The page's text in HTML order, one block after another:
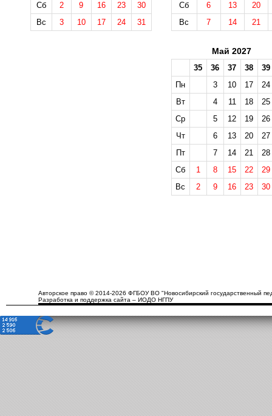
Сб
2 9 16 23
30
Вс
3 10 17 24 31
Сб
6 13
20
Вс
7 14 21
Май 2027
35 36 37 38
39
Пн
3 10 17
24
Вт
4 11 18
25
Ср
5 12 19
26
Чт
6 13 20
27
Пт
7 14 21
28
Сб
1 8 15 22
29
Вс
2 9 16 23 30
Авторское право © 2014-2026 ФГБОУ ВО "Новосибирский государственный
Разработка и поддержка сайта – ИОДО НГПУ